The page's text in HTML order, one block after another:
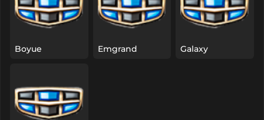
Boyue Emgrand Galaxy